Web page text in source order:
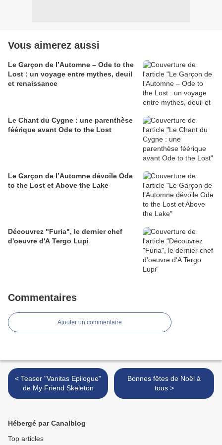
Vous aimerez aussi
Le Garçon de l’Automne – Ode to the
Lost : un voyage entre mythes, deuil
et renaissance
Le Chant du Cygne : une parenthèse
féérique avant Ode to the Lost
Le Garçon de l’Automne dévoile Ode
to the Lost et Above the Lake
Découvrez "Furia", le dernier chef
d'oeuvre d'A Tergo Lupi
Commentaires
Ajouter un commentaire
< Teaser "Vanitas Epilogue"
de My Friend Skeleton
Bonnes fêtes de Noël à
tous >
Hébergé par Canalblog
Top articles